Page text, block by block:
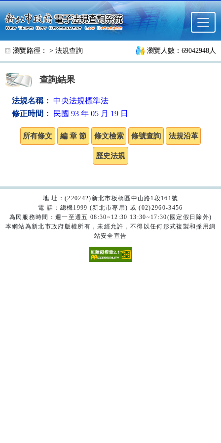
跳至主要內容
瀏覽路徑： > 法規查詢 瀏覽人數：69042948人
查詢結果
法規名稱： 中央法規標準法
修正時間：
民國 93 年 05 月 19 日
地 址：(220242)新北市板橋區中山路1段161號
電 話：總機1999 (新北市專用) 或 (02)2960-3456
為民服務時間：週一至週五 08:30~12:30 13:30~17:30(國定假日除外)
本網站為新北市政府版權所有，未經允許，不得以任何形式複製和採用網
站安全宣告